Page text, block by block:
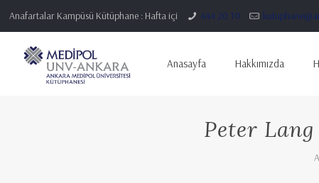
Anafartalar Kampüsü Kütüphane : Hafta içi 444 20 10
Anasayfa Hakkımızda
Peter